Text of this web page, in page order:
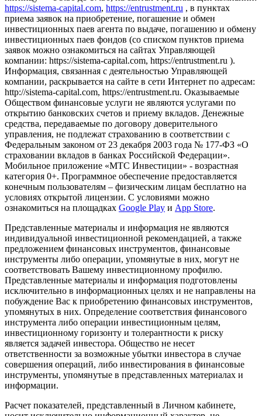
https://sistema-capital.com, https://entrustment.ru , в пунктах
приема заявок на приобретение, погашение и обмен
инвестиционных паев агента по выдаче, погашению и обмену
инвестиционных паев фондов (со списком пунктов приема
заявок можно ознакомиться на сайтах Управляющей
компании: https://sistema-capital.com, https://entrustment.ru ).
Информация, связанная с деятельностью Управляющей
компании, раскрывается на сайте в сети Интернет по адресам:
http://sistema-capital.com, https://entrustment.ru. Оказываемые
Обществом финансовые услуги не являются услугами по
открытию банковских счетов и приему вкладов. Денежные
средства, передаваемые по договору доверительного
управления, не подлежат страхованию в соответствии с
Федеральным законом от 23 декабря 2003 года № 177-ФЗ «О
страховании вкладов в банках Российской Федерации».
Мобильное приложение «МТС Инвестиции» - возрастная
категория 0+. Программное обеспечение предоставляется
конечным пользователям – физическим лицам бесплатно на
условиях открытой лицензии. С условиями можно
ознакомиться на площадках Google Play и App Store.
Представленные материалы и информация не являются
индивидуальной инвестиционной рекомендацией, а также
предложением финансовых инструментов, финансовые
инструменты либо операции, упомянутые в них, могут не
соответствовать Вашему инвестиционному профилю.
Представленные материалы и информация подготовлены
исключительно в информационных целях и не направлены на
побуждение Вас к приобретению финансовых инструментов,
упомянутых в них. Определение соответствия финансового
инструмента либо операции инвестиционным целям,
инвестиционному горизонту и толерантности к риску
является задачей инвестора. Общество не несет
ответственности за возможные убытки инвестора в случае
совершения операций, либо инвестирования в финансовые
инструменты, упомянутые в представленных материалах и
информации.
Расчет показателей, представленный в Личном кабинете,